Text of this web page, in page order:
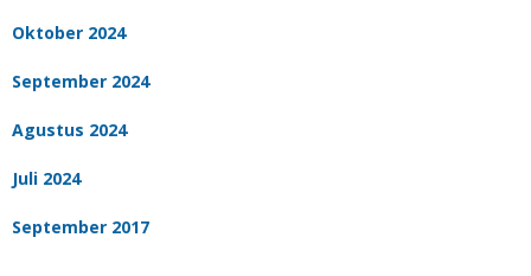
Oktober 2024
September 2024
Agustus 2024
Juli 2024
September 2017